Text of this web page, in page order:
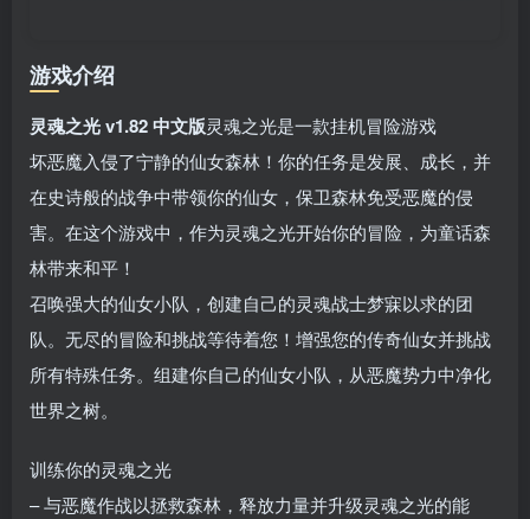
游戏介绍
灵魂之光 v1.82 中文版灵魂之光是一款挂机冒险游戏
坏恶魔入侵了宁静的仙女森林！你的任务是发展、成长，并
在史诗般的战争中带领你的仙女，保卫森林免受恶魔的侵
害。在这个游戏中，作为灵魂之光开始你的冒险，为童话森
林带来和平！
召唤强大的仙女小队，创建自己的灵魂战士梦寐以求的团
队。无尽的冒险和挑战等待着您！增强您的传奇仙女并挑战
所有特殊任务。组建你自己的仙女小队，从恶魔势力中净化
世界之树。
训练你的灵魂之光
– 与恶魔作战以拯救森林，释放力量并升级灵魂之光的能